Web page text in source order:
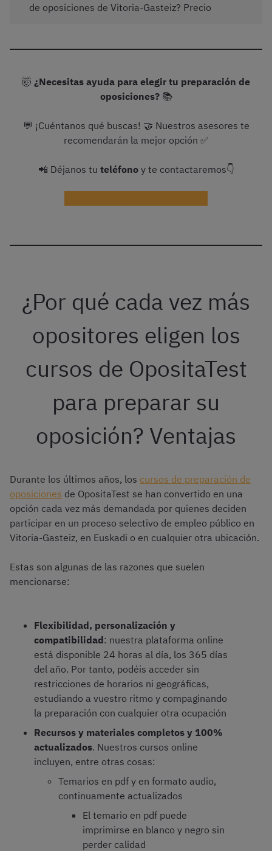
de oposiciones de Vitoria-Gasteiz? Precio
🤯 ¿Necesitas ayuda para elegir tu preparación de
oposiciones?📚
💬 ¡Cuéntanos qué buscas! 🤝 Nuestros asesores te
recomendarán la mejor opción ✅
📲 Déjanos tu teléfono y te contactaremos👇
¿Por qué cada vez más
opositores eligen los
cursos de OpositaTest
para preparar su
oposición? Ventajas
Durante los últimos años, los cursos de preparación de
oposiciones de OpositaTest se han convertido en una
opción cada vez más demandada por quienes deciden
participar en un proceso selectivo de empleo público en
Vitoria-Gasteiz, en Euskadi o en cualquier otra ubicación.
Estas son algunas de las razones que suelen
mencionarse:
Flexibilidad, personalización y
compatibilidad: nuestra plataforma online
está disponible 24 horas al día, los 365 días
del año. Por tanto, podéis acceder sin
restricciones de horarios ni geográficas,
estudiando a vuestro ritmo y compaginando
la preparación con cualquier otra ocupación
Recursos y materiales completos y 100%
actualizados. Nuestros cursos online
incluyen, entre otras cosas:
Temarios en pdf y en formato audio,
continuamente actualizados
El temario en pdf puede
imprimirse en blanco y negro sin
perder calidad